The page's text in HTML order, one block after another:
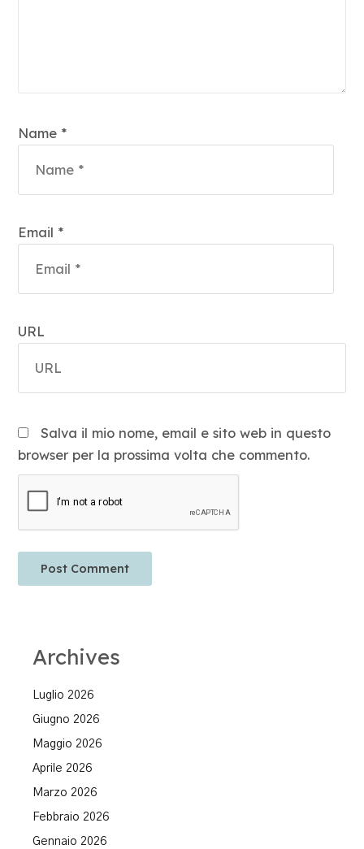
Name *
Email *
URL
Salva il mio nome, email e sito web in questo
browser per la prossima volta che commento.
Archives
Luglio 2026
Giugno 2026
Maggio 2026
Aprile 2026
Marzo 2026
Febbraio 2026
Gennaio 2026